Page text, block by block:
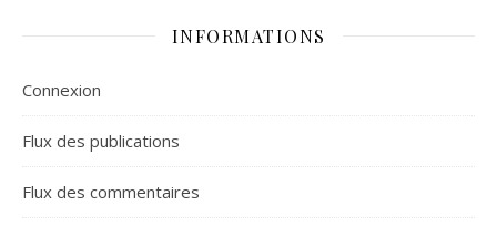
INFORMATIONS
Connexion
Flux des publications
Flux des commentaires